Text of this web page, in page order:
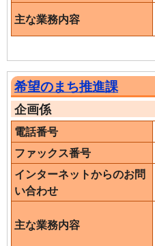
主な業務内容
希望のまち推進課
企画係
電話番号
ファックス番号
インターネットからのお問
い合わせ
主な業務内容